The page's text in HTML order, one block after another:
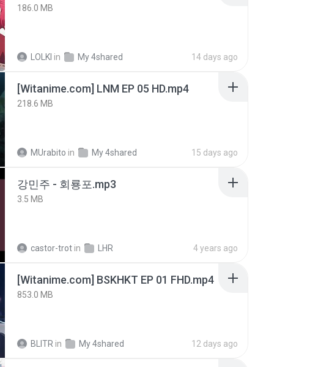
186.0 MB
LOLKI in My 4shared 14 days ago
[Witanime.com] LNM EP 05 HD.mp4
218.6 MB
MUrabito in My 4shared 15 days ago
강민주 - 회룡포.mp3
3.5 MB
castor-trot in LHR 4 years ago
[Witanime.com] BSKHKT EP 01 FHD.mp4
853.0 MB
BLITR in My 4shared 12 days ago